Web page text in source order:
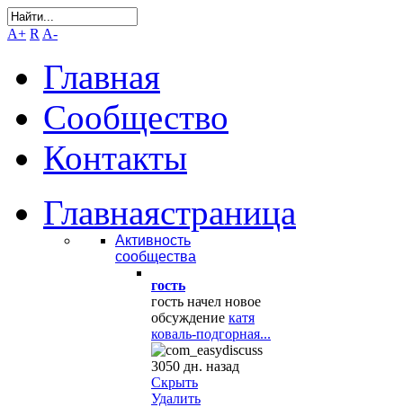
A+ R A-
Главная
Сообщество
Контакты
Главнаястраница
Активность
сообщества
гость
гость начел новое
обсуждение катя
коваль-подгорная...
3050 дн. назад
Скрыть
Удалить